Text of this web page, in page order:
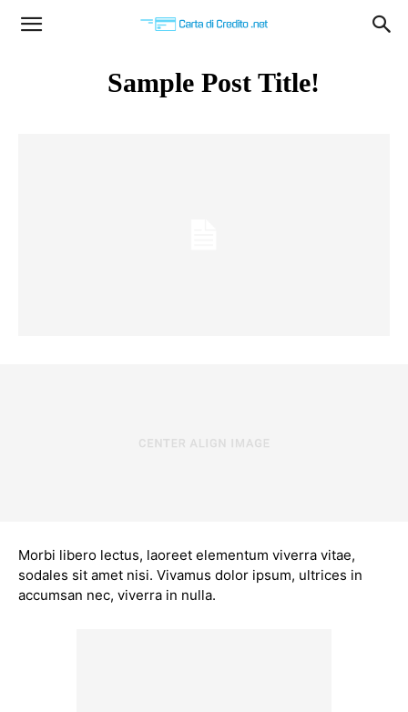
Carta
Sample Post Title!
Morbi libero lectus, laoreet elementum viverra vitae,
sodales sit amet nisi. Vivamus dolor ipsum, ultrices in
accumsan nec, viverra in nulla.